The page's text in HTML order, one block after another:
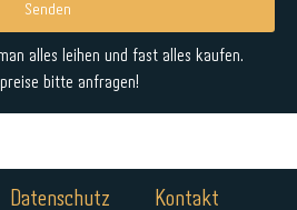
Senden
alles leihen und fast alles kaufen.
bitte anfragen!
Datenschutz Kontakt